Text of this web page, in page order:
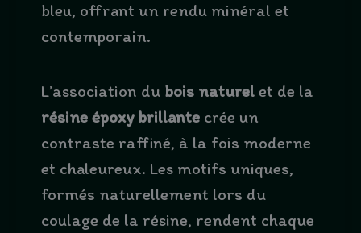
bleu, offrant un rendu minéral et
contemporain.
L’association du bois naturel et de la
résine époxy brillante crée un
contraste raffiné, à la fois moderne
et chaleureux. Les motifs uniques,
formés naturellement lors du
coulage de la résine, rendent chaque